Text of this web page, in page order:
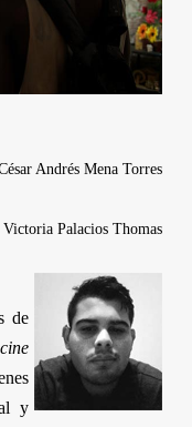
Andrés Mena Torres
Palacios Thomas
de
y